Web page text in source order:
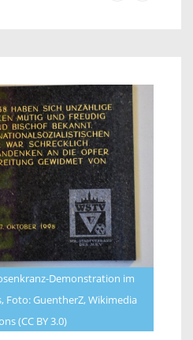
Demonstration im
Foto: GuentherZ, Wikimedia
(CC BY 3.0)